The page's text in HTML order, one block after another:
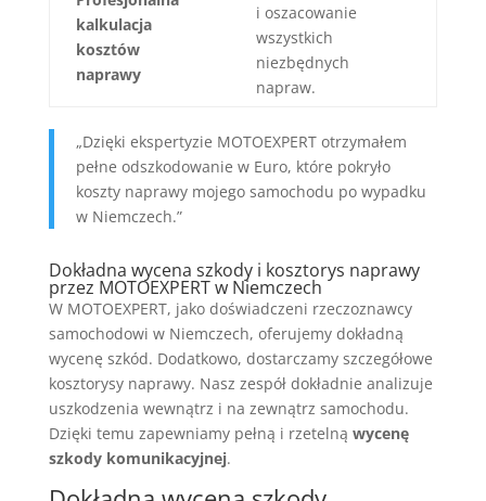
kalkulacja
kosztów
naprawy
i oszacowanie
wszystkich
niezbędnych
napraw.
„Dzięki ekspertyzie MOTOEXPERT otrzymałem
pełne odszkodowanie w Euro, które pokryło
koszty naprawy mojego samochodu po wypadku
w Niemczech.”
Dokładna wycena szkody i kosztorys naprawy
przez MOTOEXPERT w Niemczech
W MOTOEXPERT, jako doświadczeni rzeczoznawcy
samochodowi w Niemczech, oferujemy dokładną
wycenę szkód. Dodatkowo, dostarczamy szczegółowe
kosztorysy naprawy. Nasz zespół dokładnie analizuje
uszkodzenia wewnątrz i na zewnątrz samochodu.
Dzięki temu zapewniamy pełną i rzetelną wycenę
szkody komunikacyjnej.